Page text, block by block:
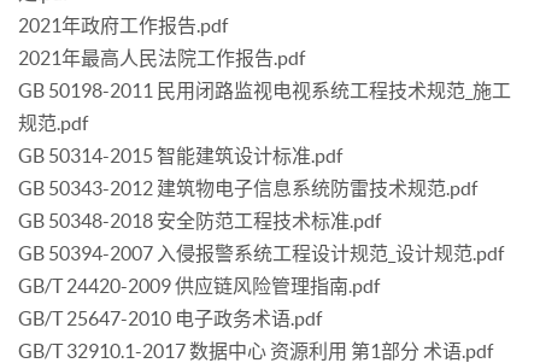
2021年政府工作报告.pdf
2021年最高人民法院工作报告.pdf
GB 50198-2011 民用闭路监视电视系统工程技术规范_施工
规范.pdf
GB 50314-2015 智能建筑设计标准.pdf
GB 50343-2012 建筑物电子信息系统防雷技术规范.pdf
GB 50348-2018 安全防范工程技术标准.pdf
GB 50394-2007 入侵报警系统工程设计规范_设计规范.pdf
GB/T 24420-2009 供应链风险管理指南.pdf
GB/T 25647-2010 电子政务术语.pdf
GB/T 32910.1-2017 数据中心 资源利用 第1部分 术语.pdf